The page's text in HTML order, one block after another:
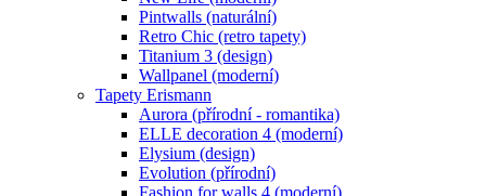
Pintwalls (naturální)
Retro Chic (retro tapety)
Titanium 3 (design)
Wallpanel (moderní)
Tapety Erismann
Aurora (přírodní - romantika)
ELLE decoration 4 (moderní)
Elysium (design)
Evolution (přírodní)
Fashion for walls 4 (moderní)